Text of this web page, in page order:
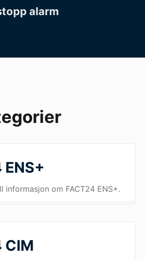
alarm
ENS+
informasjon om FACT24 ENS+.
CIM